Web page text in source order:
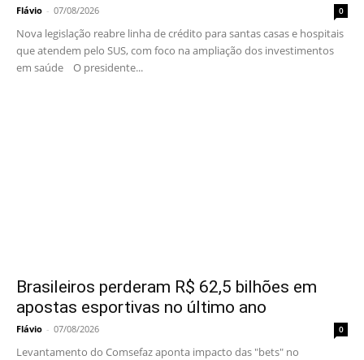
Flávio - 07/08/2026 0
Nova legislação reabre linha de crédito para santas casas e hospitais
que atendem pelo SUS, com foco na ampliação dos investimentos
em saúde O presidente...
Brasileiros perderam R$ 62,5 bilhões em
apostas esportivas no último ano
Flávio - 07/08/2026 0
Levantamento do Comsefaz aponta impacto das "bets" no